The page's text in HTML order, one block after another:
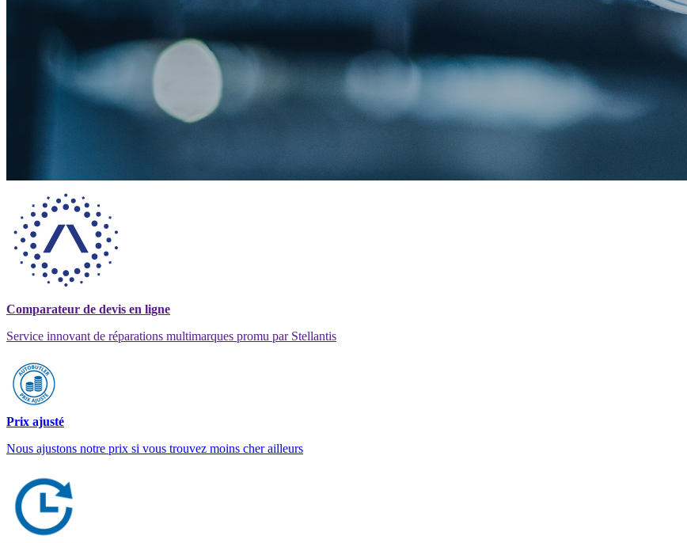
Comparateur de devis en ligne
Service innovant de réparations multimarques promu par Stellantis
Prix ajusté
Nous ajustons notre prix si vous trouvez moins cher ailleurs